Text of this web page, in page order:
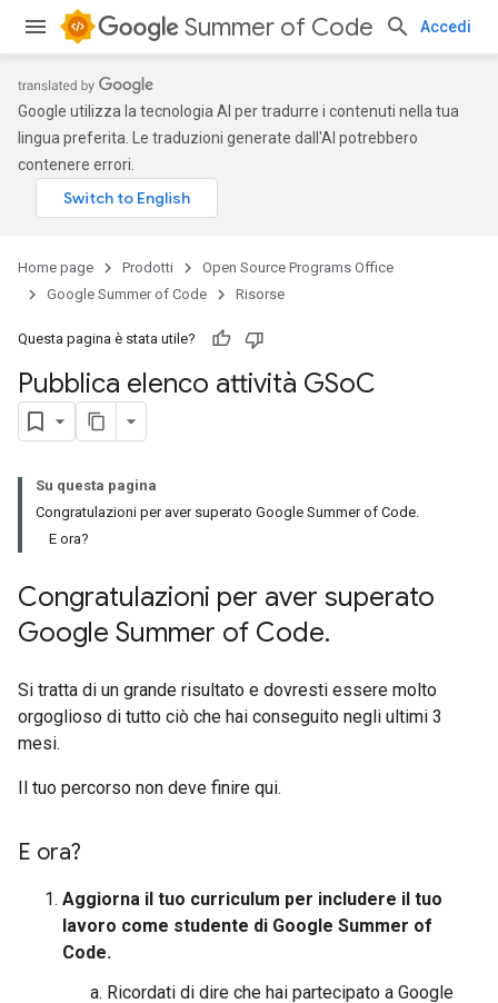
Summer of Code Accedi
Google utilizza la tecnologia AI per tradurre i contenuti nella tua
lingua preferita. Le traduzioni generate dall'AI potrebbero
contenere errori.
Home page Prodotti
Open Source Programs Office
Google Summer of Code
Risorse
Questa pagina è stata utile?
Pubblica elenco attività GSoC
Su questa pagina
Congratulazioni per aver superato Google Summer of Code.
E ora?
Congratulazioni per aver superato
Google Summer of Code.
Si tratta di un grande risultato e dovresti essere molto
orgoglioso di tutto ciò che hai conseguito negli ultimi 3
mesi.
Il tuo percorso non deve finire qui.
E ora?
Aggiorna il tuo curriculum per includere il tuo
lavoro come studente di Google Summer of
Code.
Ricordati di dire che hai partecipato a Google